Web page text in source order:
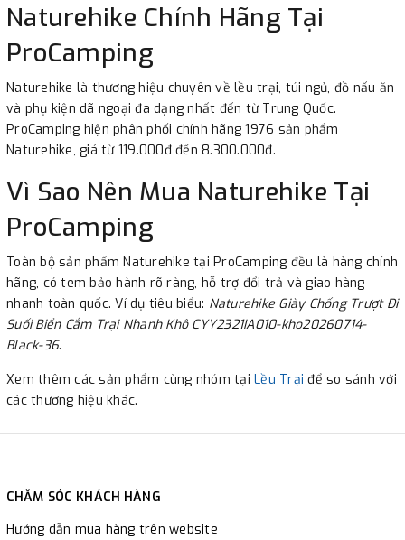
Naturehike Chính Hãng Tại
ProCamping
Naturehike là thương hiệu chuyên về lều trại, túi ngủ, đồ nấu ăn
và phụ kiện dã ngoại đa dạng nhất đến từ Trung Quốc.
ProCamping hiện phân phối chính hãng 1976 sản phẩm
Naturehike, giá từ 119.000đ đến 8.300.000đ.
Vì Sao Nên Mua Naturehike Tại
ProCamping
Toàn bộ sản phẩm Naturehike tại ProCamping đều là hàng chính
hãng, có tem bảo hành rõ ràng, hỗ trợ đổi trả và giao hàng
nhanh toàn quốc. Ví dụ tiêu biểu: Naturehike Giày Chống Trượt Đi
Suối Biển Cắm Trại Nhanh Khô CYY2321IA010-kho20260714-
Black-36.
Xem thêm các sản phẩm cùng nhóm tại Lều Trại để so sánh với
các thương hiệu khác.
CHĂM SÓC KHÁCH HÀNG
Hướng dẫn mua hàng trên website